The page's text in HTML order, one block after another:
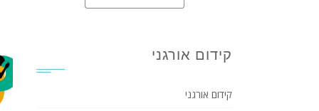
קידום אורגני
קידום אורגני